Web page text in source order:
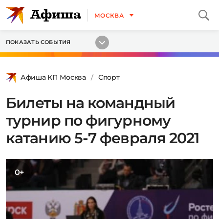
МОСКВА
ПОКАЗАТЬ СОБЫТИЯ
Афиша КП Москва Спорт
Билеты на командный
турнир по фигурному
катанию 5-7 февраля 2021
0+